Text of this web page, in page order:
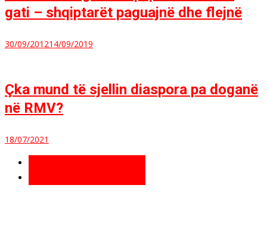
gati – shqiptarët paguajnë dhe flejnë
30/09/201214/09/2019
Çka mund të sjellin diaspora pa doganë
në RMV?
18/07/2021